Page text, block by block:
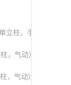
立柱，手动）
，气动）
，气动）